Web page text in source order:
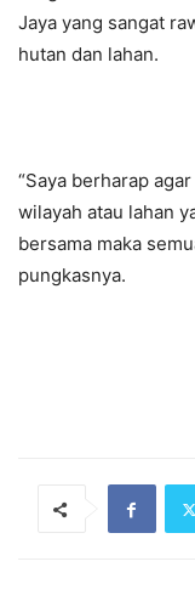
Jaya yang sangat
hutan dan lahan.
“Saya berharap
wilayah atau lahan
bersama maka
pungkasnya.